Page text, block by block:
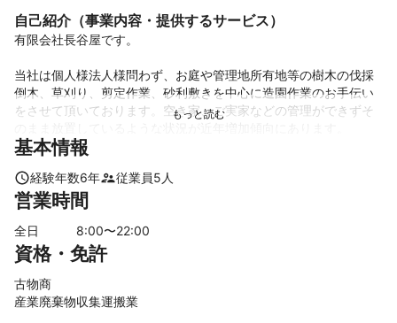
自己紹介（事業内容・提供するサービス）
有限会社長谷屋です。
当社は個人様法人様問わず、お庭や管理地所有地等の樹木の伐採
倒木、草刈り、剪定作業、砂利敷きを中心に造園作業のお手伝い
をさせて頂いております。空き家、ご実家などの管理ができずそ
その他家屋内外の不用品や、倉庫やお店の不用品、空家などの片
グなど皆様の生活においての様々な分野のお手伝いをさせて頂い
ています。
作業後には お客様から「助かった」「綺麗になった」などお喜び
のお言葉も頂き、その言葉を励みに、作業はもちろん全体の品質
岡山県を中心に、中四国地区、関西西部地区なども対応地域とし
ており、遠方にお住いの為、なかなか現地の確認や打合せ、作業
基本情報
経験年数6年 従業員5 人
営業時間
全日 8:00〜22:00
資格・免許
古物商
産業廃棄物収集運搬業